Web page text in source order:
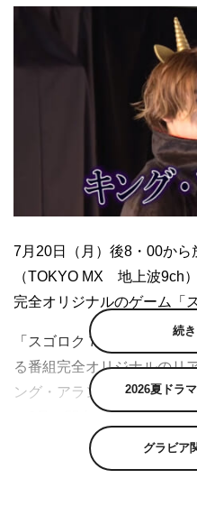
7月20日（月）後8・00から
（TOKYO MX 地上波9ch
完全オリジナルのゲーム「
「スゴロク７」は、ゲーム
る番組完全オリジナルのリ
ング・アラン（阿部顕嵐）
ン3号・関太）を救い出す
と萩谷慧悟が、真田佑馬、
央をコマとして操り、どち
続
2026夏ドラ
グラビア